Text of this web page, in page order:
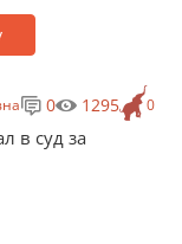
0
0 1295